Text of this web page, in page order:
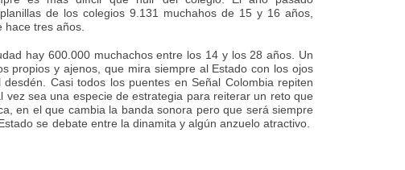
de los colegios 9.131 muchahos de 15 y 16 años,
tres años.
hay 600.000 muchachos entre los 14 y los 28 años. Un
propios y ajenos, que mira siempre al Estado con los ojos
Casi todos los puentes en Señal Colombia repiten
vez sea una especie de estrategia para reiterar un reto que
en el que cambia la banda sonora pero que será siempre
se debate entre la dinamita y algún anzuelo atractivo.